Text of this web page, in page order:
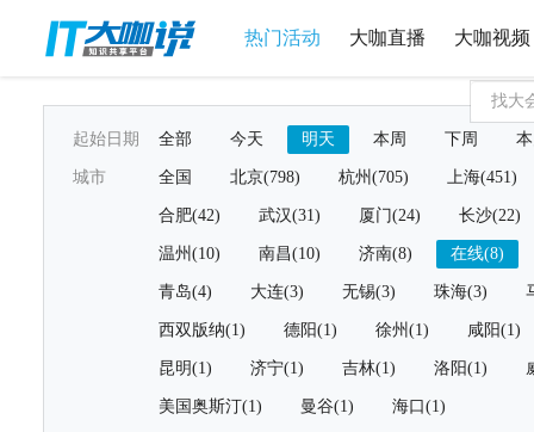
热门活动 大咖直播 大咖视频
起始日期 全部 今天 明天 本周 下周
城市 全国 北京(798) 杭州(705) 上海(451)
合肥(42) 武汉(31) 厦门(24) 长沙(22)
温州(10) 南昌(10) 济南(8) 在线(8)
青岛(4) 大连(3) 无锡(3) 珠海(3)
西双版纳(1) 德阳(1) 徐州(1) 咸阳(1)
昆明(1) 济宁(1) 吉林(1) 洛阳(1)
美国奥斯汀(1) 曼谷(1) 海口(1)